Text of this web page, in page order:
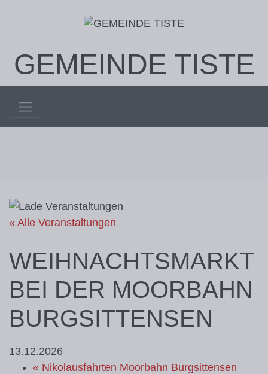
GEMEINDE TISTE
« Alle Veranstaltungen
WEIHNACHTSMARKT
BEI DER MOORBAHN
BURGSITTENSEN
13.12.2026
« Nikolausfahrten Moorbahn Burgsittensen